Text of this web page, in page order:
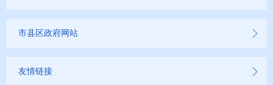
市县区政府网站
友情链接